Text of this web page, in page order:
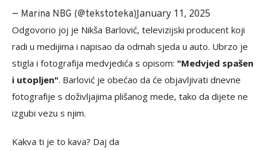
— Marina NBG (@tekstoteka)January 11, 2025
Odgovorio joj je Nikša Barlović, televizijski producent koji
radi u medijima i napisao da odmah sjeda u auto. Ubrzo je
stigla i fotografija medvjedića s opisom: "Medvjed spašen
i utopljen". Barlović je obećao da će objavljivati dnevne
fotografije s doživljajima plišanog mede, tako da dijete ne
izgubi vezu s njim.
Kakva ti je to kava? Daj da